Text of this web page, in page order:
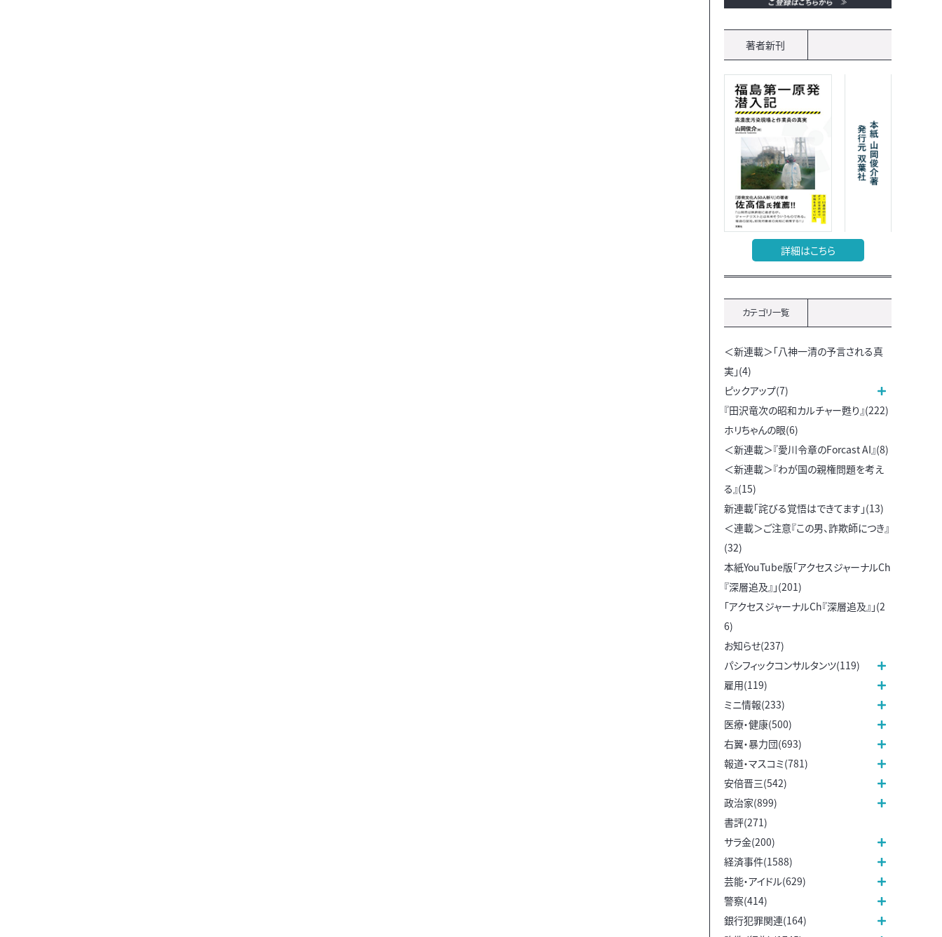
著者新刊
詳細はこちら
カテゴリ一覧
＜新連載＞「八神一清の予言される真
実」(4)
ピックアップ(7)
『田沢竜次の昭和カルチャー甦り』(222)
ホリちゃんの眼(6)
＜新連載＞『愛川令章のForcast AI』(8)
＜新連載＞『わが国の親権問題を考え
る』(15)
新連載「詫びる覚悟はできてます」(13)
＜連載＞ご注意『この男、詐欺師につき』
(32)
本紙YouTube版「アクセスジャーナルCh
『深層追及』」(201)
「アクセスジャーナルCh『深層追及』」(2
6)
お知らせ(237)
パシフィックコンサルタンツ(119)
雇用(119)
ミニ情報(233)
医療・健康(500)
右翼・暴力団(693)
報道・マスコミ(781)
安倍晋三(542)
政治家(899)
書評(271)
サラ金(200)
経済事件(1588)
芸能・アイドル(629)
警察(414)
銀行犯罪関連(164)